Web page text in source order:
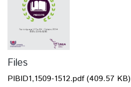
Files
PIBID1,1509-1512.pdf(409.57 KB)